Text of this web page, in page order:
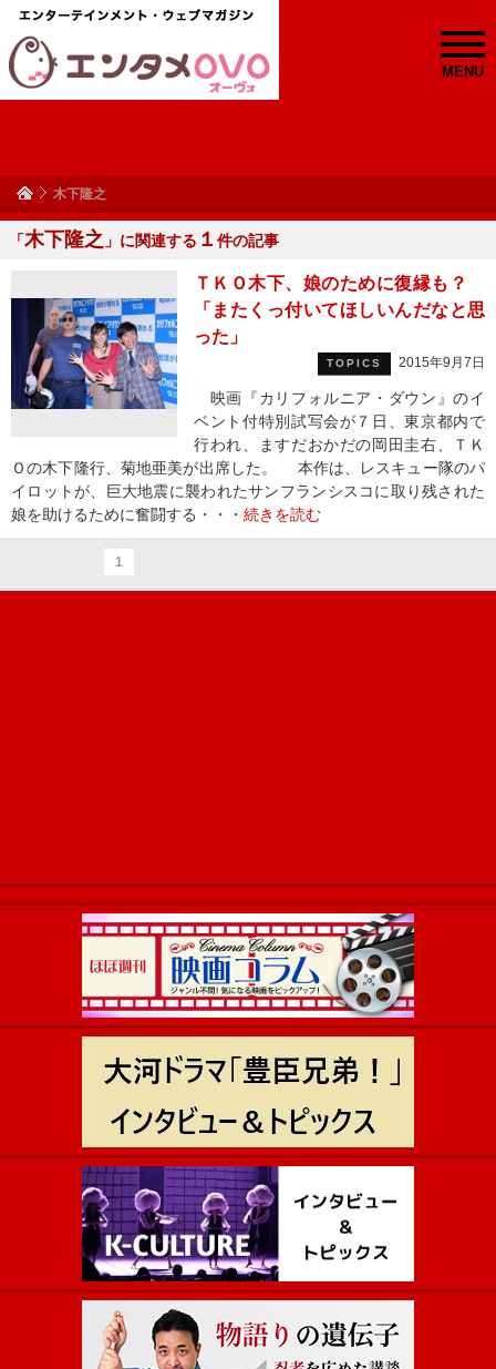
MENU
木下隆之
「木下隆之 」に関連する １ 件の記事
ＴＫＯ木下、娘のために復縁も？
「またくっ付いてほしいんだなと思
った」
TOPICS 2015年9月7日
映画『カリフォルニア・ダウン』のイ
ベント付特別試写会が７日、東京都内で
行われ、ますだおかだの岡田圭右、ＴＫ
Ｏの木下隆行、菊地亜美が出席した。 本作は、レスキュー隊のパ
イロットが、巨大地震に襲われたサンフランシスコに取り残された
娘を助けるために奮闘する・・・ 続きを読む
1